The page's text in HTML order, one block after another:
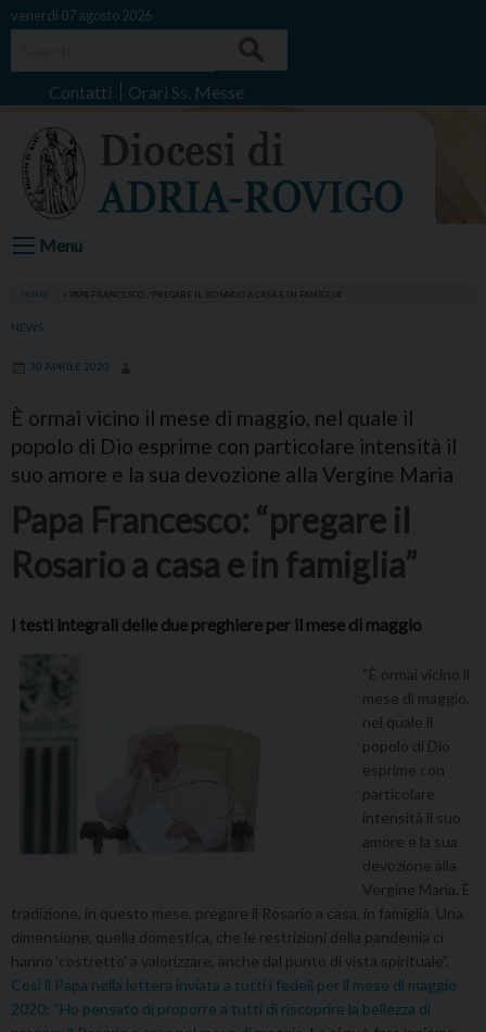
Skip
venerdì 07 agosto 2026
Contatti Orari Ss. Messe
Menu
HOME PAPA FRANCESCO: “PREGARE IL ROSARIO A CASA E IN FAMIGLIA”
NEWS
30 APRILE 2020
È ormai vicino il mese di maggio, nel quale il
popolo di Dio esprime con particolare intensità il
suo amore e la sua devozione alla Vergine Maria
Papa Francesco: “pregare il
Rosario a casa e in famiglia”
I testi integrali delle due preghiere per il mese di maggio
“È ormai vicino il
mese di maggio,
nel quale il
popolo di Dio
esprime con
particolare
intensità il suo
amore e la sua
devozione alla
Vergine Maria. È
tradizione, in questo mese, pregare il Rosario a casa, in famiglia. Una
dimensione, quella domestica, che le restrizioni della pandemia ci
hanno ‘costretto’ a valorizzare, anche dal punto di vista spirituale”.
Così il Papa nella lettera inviata a tutti i fedeli per il mese di maggio
2020: “Ho pensato di proporre a tutti di riscoprire la bellezza di